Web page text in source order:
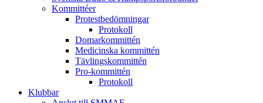
Kommittéer
Protestbedömningar
Protokoll
Domarkommittén
Medicinska kommittén
Tävlingskommittén
Pro-kommittén
Protokoll
Klubbar